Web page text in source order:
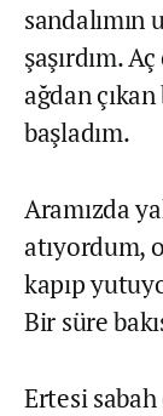
sandalımın
şaşırdım.
ağdan
başladım.
Aramızda
atıyordum,
kapıp
Bir süre
Ertesi